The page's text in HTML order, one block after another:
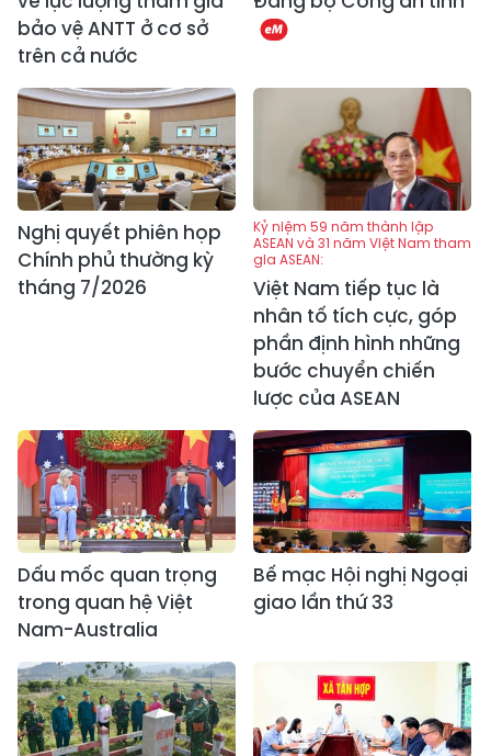
bảo vệ ANTT ở cơ sở
trên cả nước
Nghị quyết phiên họp
Chính phủ thường kỳ
tháng 7/2026
Kỷ niệm 59 năm thành lập
ASEAN và 31 năm Việt Nam tham
gia ASEAN:
Việt Nam tiếp tục là
nhân tố tích cực, góp
phần định hình những
bước chuyển chiến
lược của ASEAN
Dấu mốc quan trọng
trong quan hệ Việt
Nam-Australia
Bế mạc Hội nghị Ngoại
giao lần thứ 33